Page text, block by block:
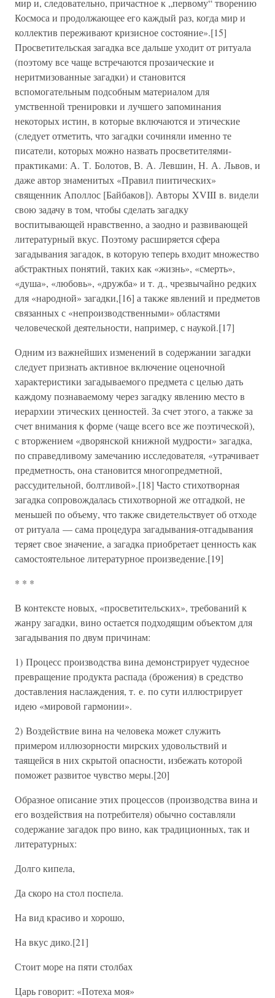
мир и, следовательно, причастное к „первому“ творению
Космоса и продолжающее его каждый раз, когда мир и
коллектив переживают кризисное состояние».[15]
Просветительская загадка все дальше уходит от ритуала
(поэтому все чаще встречаются прозаические и
неритмизованные загадки) и становится
вспомогательным подсобным материалом для
умственной тренировки и лучшего запоминания
некоторых истин, в которые включаются и этические
(следует отметить, что загадки сочиняли именно те
писатели, которых можно назвать просветителями-
практиками: А. Т. Болотов, В. А. Левшин, Н. А. Львов, и
даже автор знаменитых «Правил пиитических»
священник Аполлос [Байбаков]). Авторы XVIII в. видели
свою задачу в том, чтобы сделать загадку
воспитывающей нравственно, а заодно и развивающей
литературный вкус. Поэтому расширяется сфера
загадывания загадок, в которую теперь входит множество
абстрактных понятий, таких как «жизнь», «смерть»,
«душа», «любовь», «дружба» и т. д., чрезвычайно редких
для «народной» загадки,[16] а также явлений и предметов
связанных с «непроизводственными» областями
человеческой деятельности, например, с наукой.[17]
Одним из важнейших изменений в содержании загадки
следует признать активное включение оценочной
характеристики загадываемого предмета с целью дать
каждому познаваемому через загадку явлению место в
иерархии этических ценностей. За счет этого, а также за
счет внимания к форме (чаще всего все же поэтической),
с вторжением «дворянской книжной мудрости» загадка,
по справедливому замечанию исследователя, «утрачивает
предметность, она становится многопредметной,
рассудительной, болтливой».[18] Часто стихотворная
загадка сопровождалась стихотворной же отгадкой, не
меньшей по объему, что также свидетельствует об отходе
от ритуала — сама процедура загадывания-отгадывания
теряет свое значение, а загадка приобретает ценность как
самостоятельное литературное произведение.[19]
* * *
В контексте новых, «просветительских», требований к
жанру загадки, вино остается подходящим объектом для
загадывания по двум причинам:
1) Процесс производства вина демонстрирует чудесное
превращение продукта распада (брожения) в средство
доставления наслаждения, т. е. по сути иллюстрирует
идею «мировой гармонии».
2) Воздействие вина на человека может служить
примером иллюзорности мирских удовольствий и
таящейся в них скрытой опасности, избежать которой
поможет развитое чувство меры.[20]
Образное описание этих процессов (производства вина и
его воздействия на потребителя) обычно составляли
содержание загадок про вино, как традиционных, так и
литературных:
Долго кипела,
Да скоро на стол поспела.
На вид красиво и хорошо,
На вкус дико.[21]
Стоит море на пяти столбах
Царь говорит: «Потеха моя»